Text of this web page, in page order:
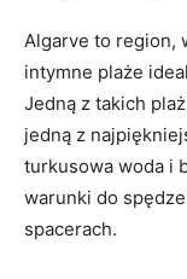
Algarve to region,
intymne plaże
Jedną z takich
jedną z
turkusowa woda i
warunki do
spacerach.